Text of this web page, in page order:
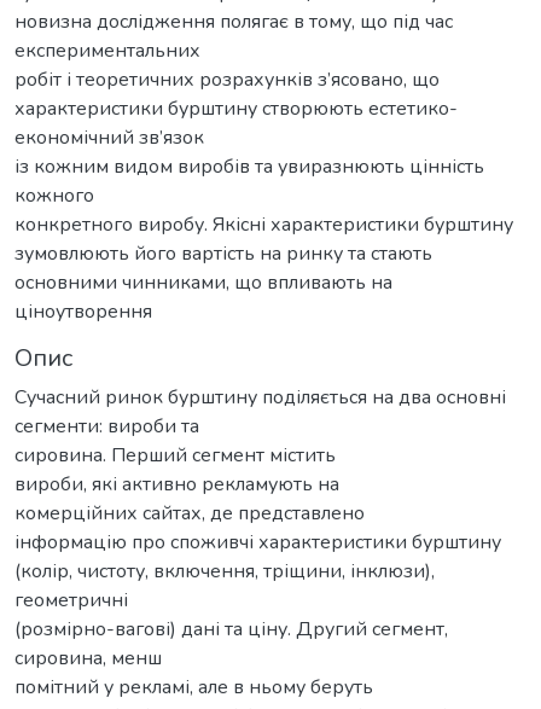
новизна дослідження полягає в тому, що під час
експериментальних
робіт і теоретичних розрахунків з’ясовано, що
характеристики бурштину створюють естетико-
економічний зв’язок
із кожним видом виробів та увиразнюють цінність
кожного
конкретного виробу. Якісні характеристики бурштину
зумовлюють його вартість на ринку та стають
основними чинниками, що впливають на
ціноутворення
Опис
Сучасний ринок бурштину поділяється на два основні
сегменти: вироби та
сировина. Перший сегмент містить
вироби, які активно рекламують на
комерційних сайтах, де представлено
інформацію про споживчі характеристики бурштину
(колір, чистоту, включення, тріщини, інклюзи),
геометричні
(розмірно-вагові) дані та ціну. Другий сегмент,
сировина, менш
помітний у рекламі, але в ньому беруть